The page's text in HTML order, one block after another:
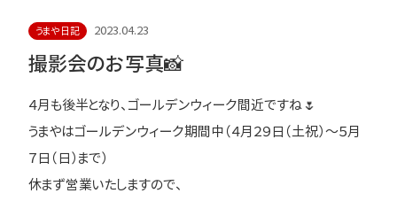
うまや日記 2023.04.23
撮影会のお写真📸
４月も後半となり、ゴールデンウィーク間近ですね🌷
うまやはゴールデンウィーク期間中（４月２９日（土祝）～５月
７日（日）まで）
休まず営業いたしますので、